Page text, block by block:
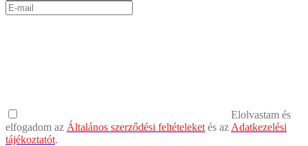
Elolvastam és
elfogadom az Általános szerződési feltételeket és az Adatkezelési
tájékoztatót.